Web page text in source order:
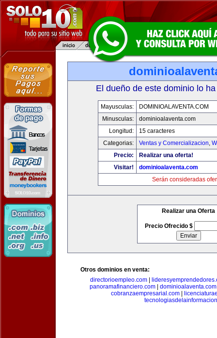
El dueño de este dominio lo
Mayusculas:
DOMINIOALAVENTA.COM
Minusculas:
dominioalaventa.com
Longitud:
15 caracteres
Categorias:
Ventas y Comercializacion,
Precio:
Realizar una oferta!
Visitar!
dominioalaventa.com
Serán consideradas
Realizar una Oferta
Precio Ofrecido $
Otros dominios en venta:
directorioempleo.com
panoramafinanciero.com
dominioalaventa.com
cobranzaempresarial.com